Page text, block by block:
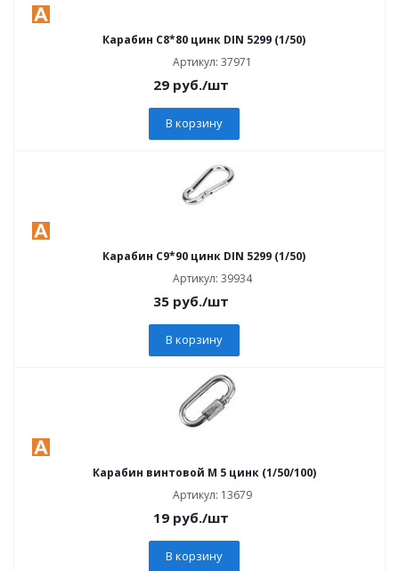
Карабин C8*80 цинк DIN 5299 (1/50)
Артикул: 37971
29руб./шт
В корзину
Карабин C9*90 цинк DIN 5299 (1/50)
Артикул: 39934
35руб./шт
В корзину
Карабин винтовой M 5 цинк (1/50/100)
Артикул: 13679
19руб./шт
В корзину